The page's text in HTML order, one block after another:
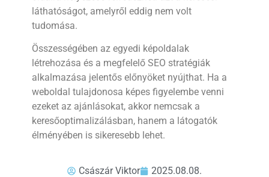
láthatóságot, amelyről eddig nem volt
tudomása.
Összességében az egyedi képoldalak
létrehozása és a megfelelő SEO stratégiák
alkalmazása jelentős előnyöket nyújthat. Ha a
weboldal tulajdonosa képes figyelembe venni
ezeket az ajánlásokat, akkor nemcsak a
keresőoptimalizálásban, hanem a látogatók
élményében is sikeresebb lehet.
Császár Viktor
2025.08.08.